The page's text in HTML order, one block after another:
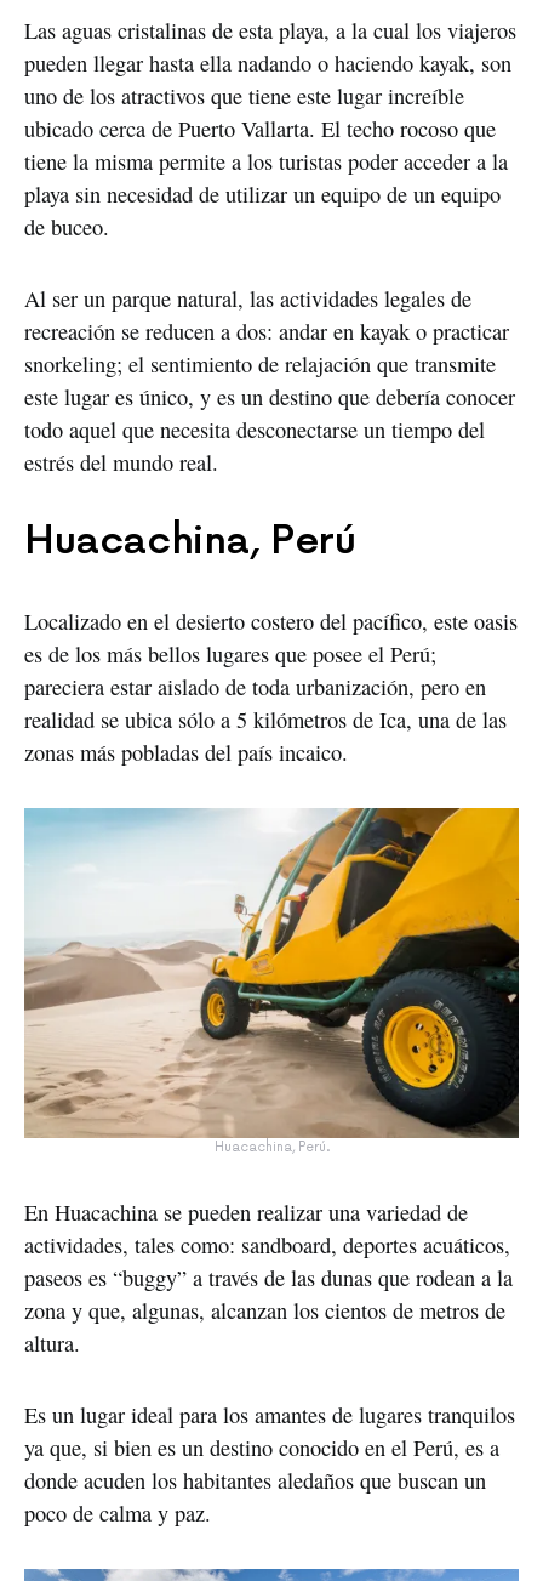
Las aguas cristalinas de esta playa, a la cual los viajeros
pueden llegar hasta ella nadando o haciendo kayak, son
uno de los atractivos que tiene este lugar increíble
ubicado cerca de Puerto Vallarta. El techo rocoso que
tiene la misma permite a los turistas poder acceder a la
playa sin necesidad de utilizar un equipo de un equipo
de buceo.
Al ser un parque natural, las actividades legales de
recreación se reducen a dos: andar en kayak o practicar
snorkeling; el sentimiento de relajación que transmite
este lugar es único, y es un destino que debería conocer
todo aquel que necesita desconectarse un tiempo del
estrés del mundo real.
Huacachina, Perú
Localizado en el desierto costero del pacífico, este oasis
es de los más bellos lugares que posee el Perú;
pareciera estar aislado de toda urbanización, pero en
realidad se ubica sólo a 5 kilómetros de Ica, una de las
zonas más pobladas del país incaico.
Huacachina, Perú.
En Huacachina se pueden realizar una variedad de
actividades, tales como: sandboard, deportes acuáticos,
paseos es “buggy” a través de las dunas que rodean a la
zona y que, algunas, alcanzan los cientos de metros de
altura.
Es un lugar ideal para los amantes de lugares tranquilos
ya que, si bien es un destino conocido en el Perú, es a
donde acuden los habitantes aledaños que buscan un
poco de calma y paz.